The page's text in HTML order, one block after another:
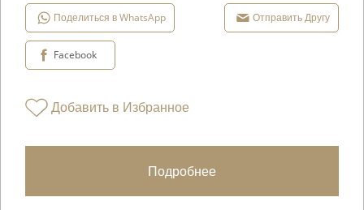
Поделиться в WhatsApp Отправить Другу
Facebook
Добавить в Избранное
Подробнее